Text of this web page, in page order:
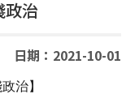
政治
日期：2021-10-01
治】